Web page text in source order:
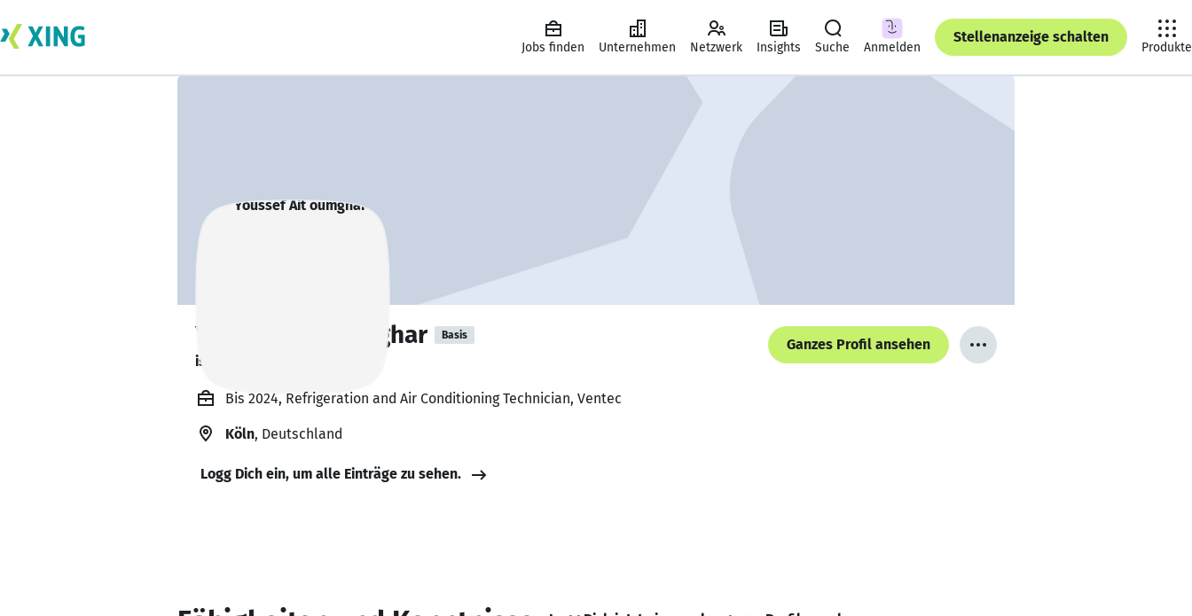
Jobs finden Unternehmen Netzwerk Insights Suche Anmelden
Stellenanzeige schalten
Produkte
Youssef Ait oumghar Basis
is researching.
Ganzes Profil ansehen
Bis 2024, Refrigeration and Air Conditioning Technician, Ventec
Köln, Deutschland
Logg Dich ein, um alle Einträge zu sehen.